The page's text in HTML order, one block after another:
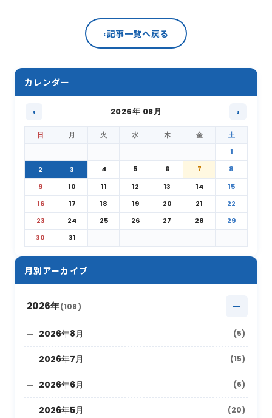
‹記事一覧へ戻る
カレンダー
‹ 2026年 08月 ›
日 月 火 水 木 金
土
1
2
3 4 5 6 7
8
9
10 11 12 13 14
15
16
17 18 19 20 21
22
23
24 25 26 27 28
29
30
31
月別アーカイブ
2026年(108)
2026年8月 (5)
2026年7月 (15)
2026年6月 (6)
2026年5月 (20)